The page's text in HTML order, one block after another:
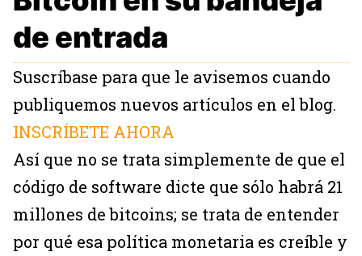
de entrada
Suscríbase para que le avisemos cuando
publiquemos nuevos artículos en el blog.
INSCRÍBETE AHORA
Así que no se trata simplemente de que el
código de software dicte que sólo habrá 21
millones de bitcoins; se trata de entender
por qué esa política monetaria es creíble y